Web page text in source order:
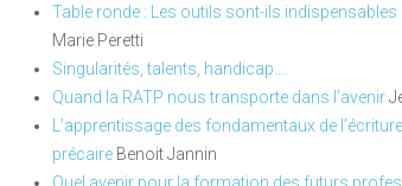
Table ronde : Les outils sont-ils indispensables
Marie Peretti
Singularités, talents, handicap….
Quand la RATP nous transporte dans l’avenir
L’apprentissage des fondamentaux de
précaire Benoit Jannin
Quel avenir pour la formation des futurs